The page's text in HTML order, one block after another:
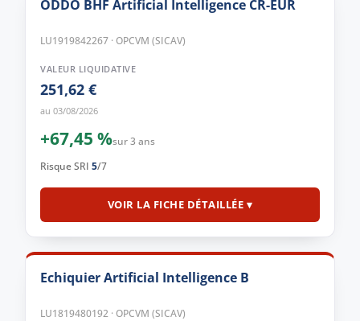
ODDO BHF Artificial Intelligence CR-EUR
LU1919842267 · OPCVM (SICAV)
VALEUR LIQUIDATIVE
251,62 €
au 03/08/2026
+67,45 %sur 3 ans
Risque SRI5/7
VOIR LA FICHE DÉTAILLÉE ▾
Echiquier Artificial Intelligence B
LU1819480192 · OPCVM (SICAV)